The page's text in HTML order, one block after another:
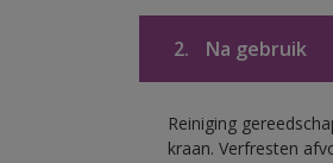
2. Na gebruik
Reiniging
kraan. Verfresten